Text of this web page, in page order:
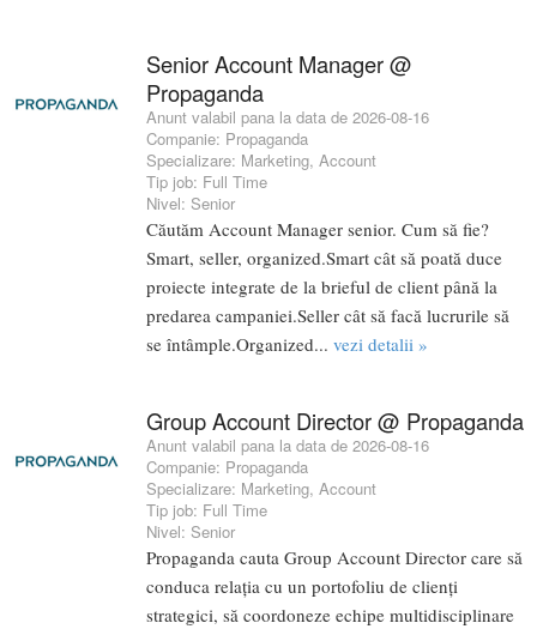
Senior Account Manager @
Propaganda
Anunt valabil pana la data de 2026-08-16
Companie: Propaganda
Specializare: Marketing, Account
Tip job: Full Time
Nivel: Senior
Căutăm Account Manager senior. Cum să fie?
Smart, seller, organized.Smart cât să poată duce
proiecte integrate de la brieful de client până la
predarea campaniei.Seller cât să facă lucrurile să
se întâmple.Organized... vezi detalii »
Group Account Director @ Propaganda
Anunt valabil pana la data de 2026-08-16
Companie: Propaganda
Specializare: Marketing, Account
Tip job: Full Time
Nivel: Senior
Propaganda cauta Group Account Director care să
conduca relația cu un portofoliu de clienți
strategici, să coordoneze echipe multidisciplinare